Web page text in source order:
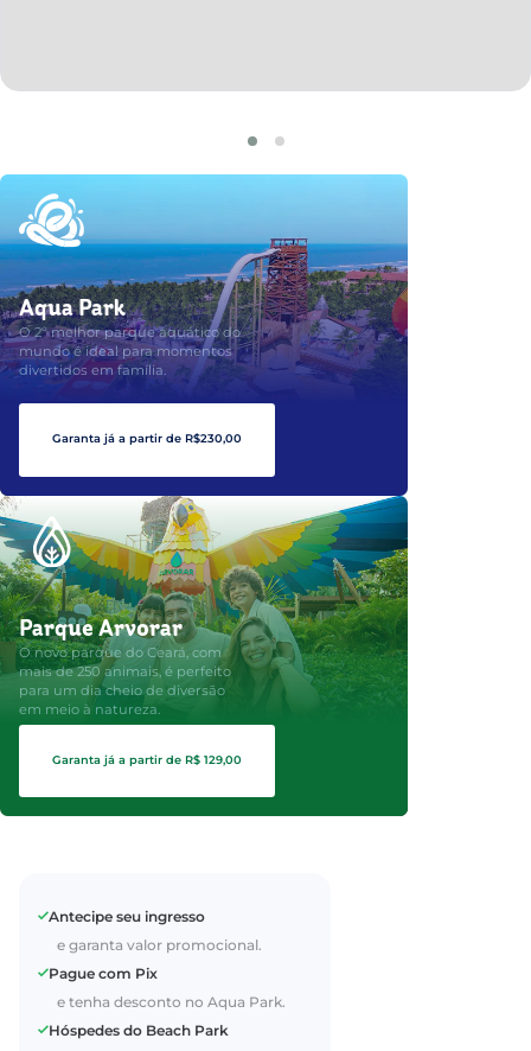
Aqua Park
O 2º melhor parque aquático do
mundo é ideal para momentos
divertidos em família.
Garanta já a partir de R$230,00
Parque Arvorar
O novo parque do Ceará, com
mais de 250 animais, é perfeito
para um dia cheio de diversão
em meio à natureza.
Garanta já a partir de R$ 129,00
Antecipe seu ingresso
e garanta valor promocional.
Pague com Pix
e tenha desconto no Aqua Park.
Hóspedes do Beach Park